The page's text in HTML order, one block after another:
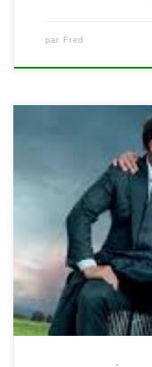
par Fred
A l’initiative de la
maestria par le cinéma
Malmedy. Rendez-
Movie Mills pour vivre
attention particulière